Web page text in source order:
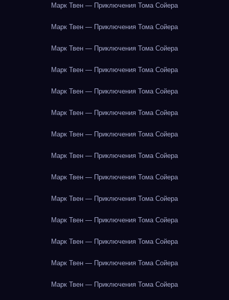
Марк Твен — Приключения Тома Сойера
Марк Твен — Приключения Тома Сойера
Марк Твен — Приключения Тома Сойера
Марк Твен — Приключения Тома Сойера
Марк Твен — Приключения Тома Сойера
Марк Твен — Приключения Тома Сойера
Марк Твен — Приключения Тома Сойера
Марк Твен — Приключения Тома Сойера
Марк Твен — Приключения Тома Сойера
Марк Твен — Приключения Тома Сойера
Марк Твен — Приключения Тома Сойера
Марк Твен — Приключения Тома Сойера
Марк Твен — Приключения Тома Сойера
Марк Твен — Приключения Тома Сойера